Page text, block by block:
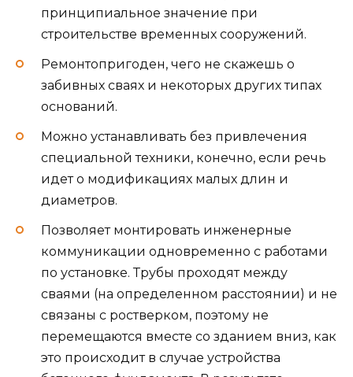
принципиальное значение при
строительстве временных сооружений.
Ремонтопригоден, чего не скажешь о
забивных сваях и некоторых других типах
оснований.
Можно устанавливать без привлечения
специальной техники, конечно, если речь
идет о модификациях малых длин и
диаметров.
Позволяет монтировать инженерные
коммуникации одновременно с работами
по установке. Трубы проходят между
сваями (на определенном расстоянии) и не
связаны с ростверком, поэтому не
перемещаются вместе со зданием вниз, как
это происходит в случае устройства